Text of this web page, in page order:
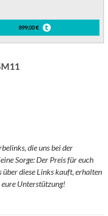
899,00 €
die uns bei der
Sorge: Der Preis für euch
diese Links kauft, erhalten
Unterstützung!